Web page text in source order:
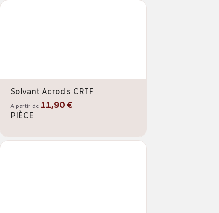
Solvant Acrodis CRTF
A partir de 11,90 €
PIÈCE